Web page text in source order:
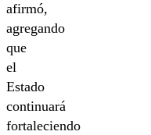
afirmó,
agregando
que
el
Estado
continuará
fortaleciendo